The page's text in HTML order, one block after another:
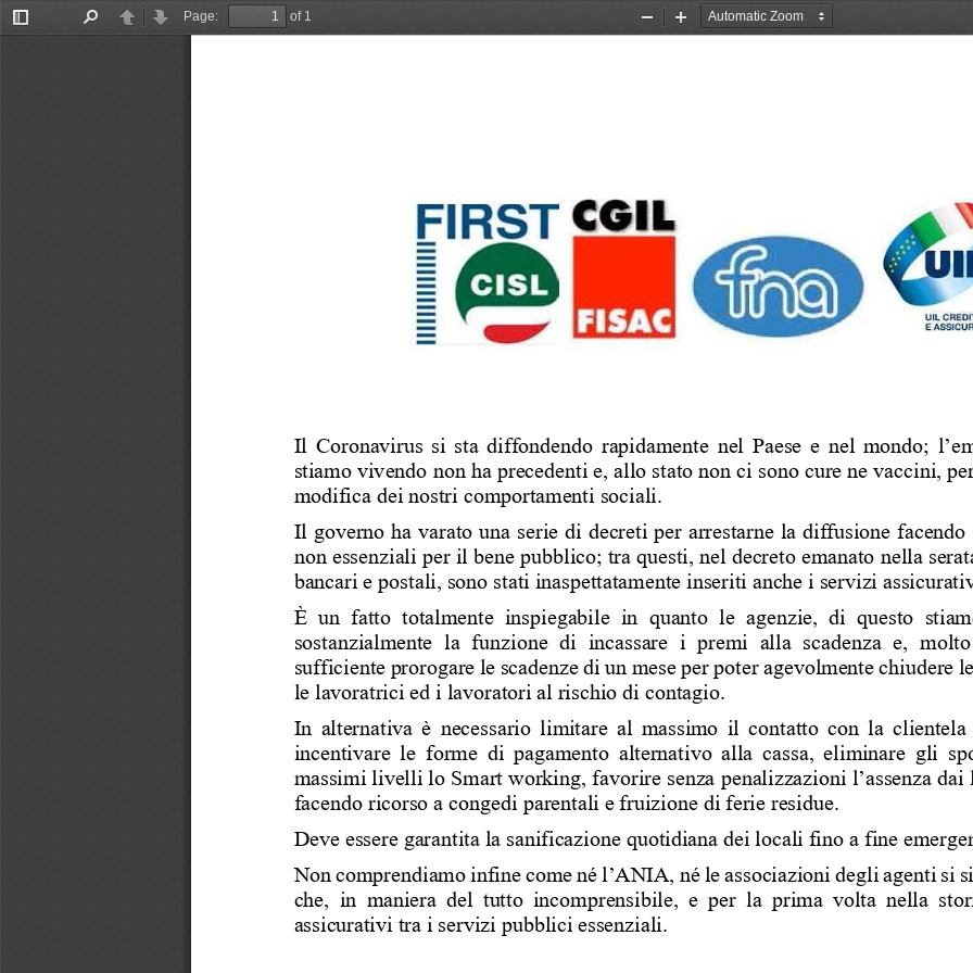
Toggle
PreviousNext
Page:
of 1
Zoom
Zoom
Il Coronavirus si sta diffondendo rapidamente nel Paese e nel mondo;
stiamo vivendo non ha precedenti e, allo stato non ci sono cure ne vaccini,
modifica dei nostri comportamenti sociali.
Il governo ha varato una serie di decreti per arrestarne la diffusione
non essenziali per il bene pubblico; tra questi, nel decreto emanato nella
bancari e postali, sono stati inaspettatamente inseriti anche i servizi
È  un  fatto  totalmente  inspiegabile  in  quanto  le  agenzie,  di  questo
sostanzialmente  la  funzione  di  incassare  i  premi  alla  scadenza e,
sufficiente prorogare le scadenze di un mese per poter agevolmente chiudere
le lavoratrici ed i lavoratori al rischio di contagio.
In alternativa è necessario limitare al massimo il contatto con la
incentivare le forme di pagamento alternativo alla cassa, eliminare gli
massimi livelli lo Smart working, favorire senza penalizzazioni l’assenza
facendo ricorso a congedi parentali e fruizione di ferie residue.
Deve essere garantita la sanificazione quotidiana dei locali fino a fine
Non comprendiamo infine come né l’ANIA, né le associazioni degli agenti si
che, in maniera del tutto incomprensibile, e per la prima volta nella
assicurativi tra i servizi pubblici essenziali.